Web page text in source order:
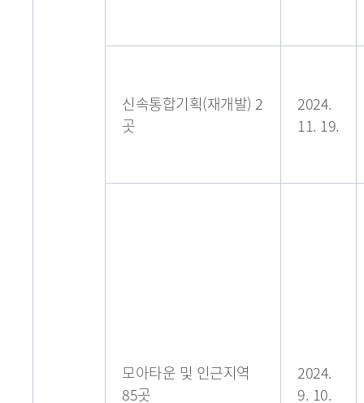
신속통합기획(재개발) 2
곳
2024.
11. 19.
모아타운 및 인근지역
85곳
2024.
9. 10.